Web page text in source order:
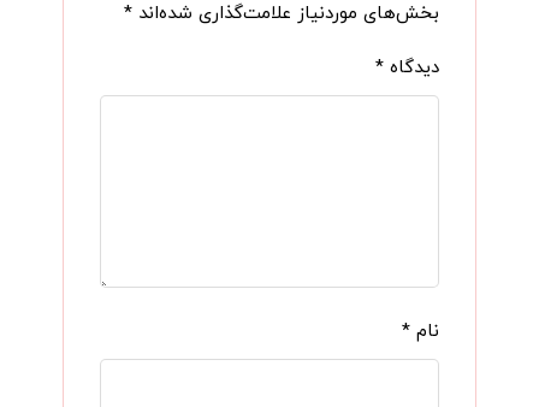
بخش‌های موردنیاز علامت‌گذاری شده‌اند*
دیدگاه*
نام*